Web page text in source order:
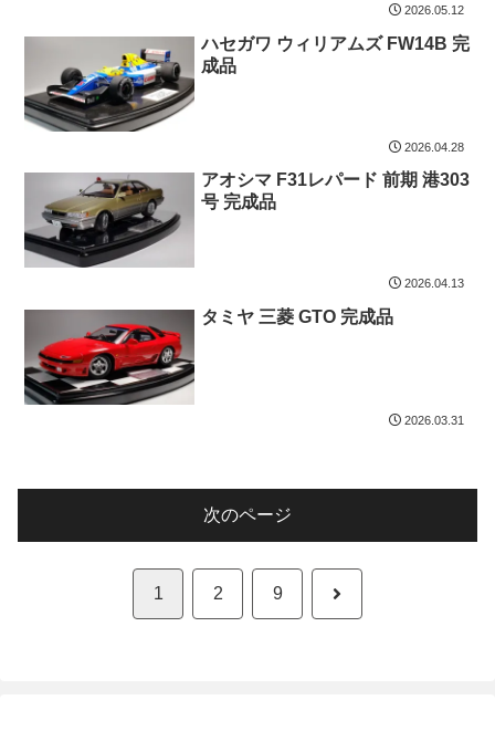
2026.05.12
ハセガワ ウィリアムズ FW14B 完
成品
2026.04.28
アオシマ F31レパード 前期 港303
号 完成品
2026.04.13
タミヤ 三菱 GTO 完成品
2026.03.31
次のページ
1 2 9 次